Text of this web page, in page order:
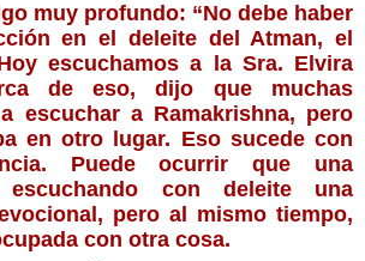
muy profundo: “No debe haber
en el deleite del Atman, el
escuchamos a la Sra. Elvira
de eso, dijo que muchas
escuchar a Ramakrishna, pero
en otro lugar. Eso sucede con
Puede ocurrir que una
escuchando con deleite una
pero al mismo tiempo,
con otra cosa.